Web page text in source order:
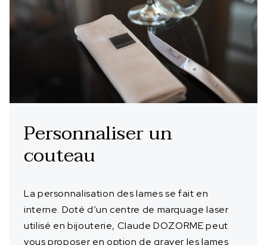
Personnaliser un
couteau
La personnalisation des lames se fait en
interne. Doté d’un centre de marquage laser
utilisé en bijouterie, Claude DOZORME peut
vous proposer en option de graver les lames